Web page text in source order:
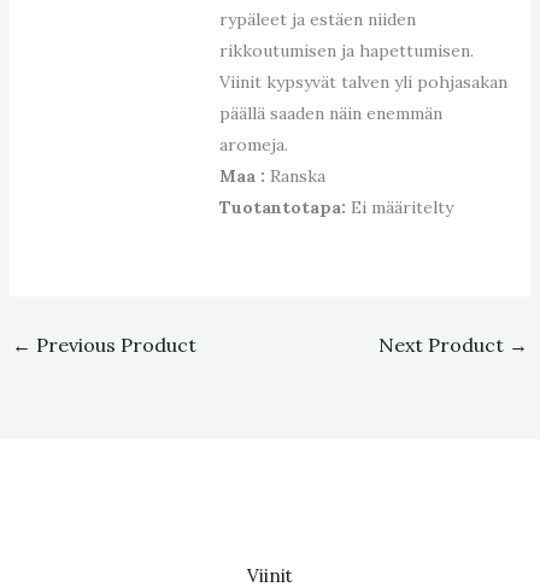
rypäleet ja estäen niiden
rikkoutumisen ja hapettumisen.
Viinit kypsyvät talven yli pohjasakan
päällä saaden näin enemmän
aromeja.
Maa : Ranska
Tuotantotapa: Ei määritelty
← Previous Product Next Product →
Viinit